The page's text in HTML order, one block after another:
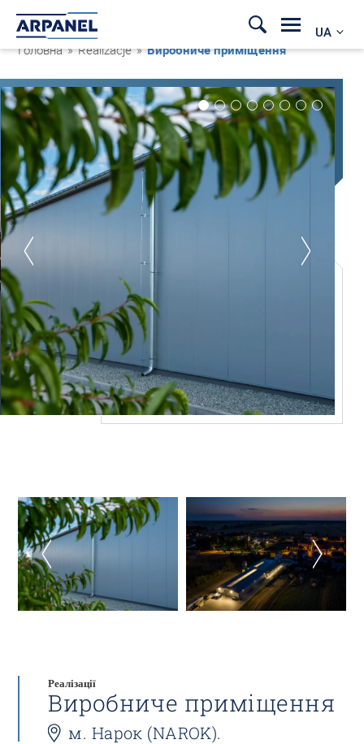
UA
Головна » Realizacje »Виробниче приміщення
Реалізації
Виробниче приміщення
м. Нарок (NAROK).